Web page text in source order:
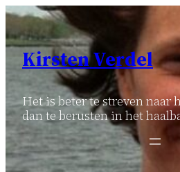
Ga
naar
inhoud
Kirsten Verdel
Het is beter te streven naar
dan te berusten in het